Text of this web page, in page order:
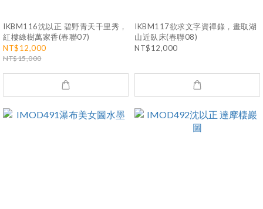
IKBM116沈以正 碧野青天千里秀，
紅樓綠樹萬家香(春聯07)
NT$12,000
NT$15,000
IKBM117欲求文字資禪錄，畫取湖
山近臥床(春聯08)
NT$12,000